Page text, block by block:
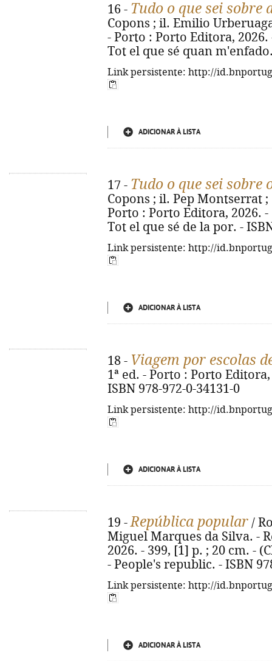
16 - Tudo o que sei sobre
Copons ; il. Emilio
- Porto : Porto Editora,
Tot el que sé quan
Link persistente: http://
ADICIONAR À LISTA
17 - Tudo o que sei sobre
Copons ; il. Pep Montserrat ;
Porto : Porto Editora, 2026.
Tot el que sé de la por. -
Link persistente: http://
ADICIONAR À LISTA
18 - Viagem por escolas
1ª ed. - Porto : Porto
ISBN 978-972-0-34131-0
Link persistente: http://
ADICIONAR À LISTA
19 -República popular /
Miguel Marques da Silva. -
2026. - 399, [1] p. ; 20 cm. -
- People's republic. - ISBN
Link persistente: http://
ADICIONAR À LISTA